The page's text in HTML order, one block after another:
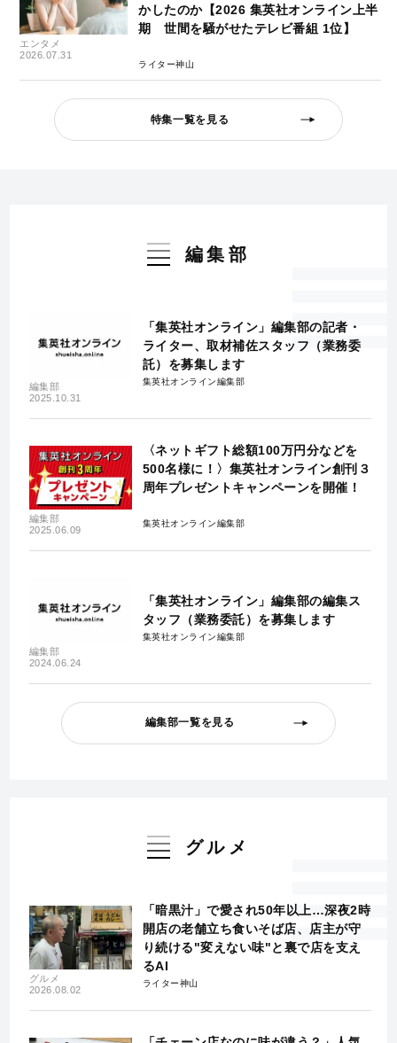
エンタメ
2026.07.31
かしたのか【2026 集英社オンライン上半
期 世間を騒がせたテレビ番組 1位】
ライター神山
特集一覧を見る
編集部
編集部
2025.10.31
「集英社オンライン」編集部の記者・
ライター、取材補佐スタッフ（業務委
託）を募集します
集英社オンライン編集部
編集部
2025.06.09
〈ネットギフト総額100万円分などを
500名様に！〉集英社オンライン創刊３
周年プレゼントキャンペーンを開催！
集英社オンライン編集部
編集部
2024.06.24
「集英社オンライン」編集部の編集ス
タッフ（業務委託）を募集します
集英社オンライン編集部
編集部一覧を見る
グルメ
グルメ
2026.08.02
「暗黒汁」で愛され50年以上…深夜2時
開店の老舗立ち食いそば店、店主が守
り続ける"変えない味"と裏で店を支え
るAI
ライター神山